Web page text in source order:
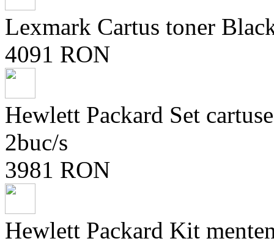
Lexmark Cartus toner
4091 RON
Hewlett Packard Set
2buc/s
3981 RON
Hewlett Packard Kit